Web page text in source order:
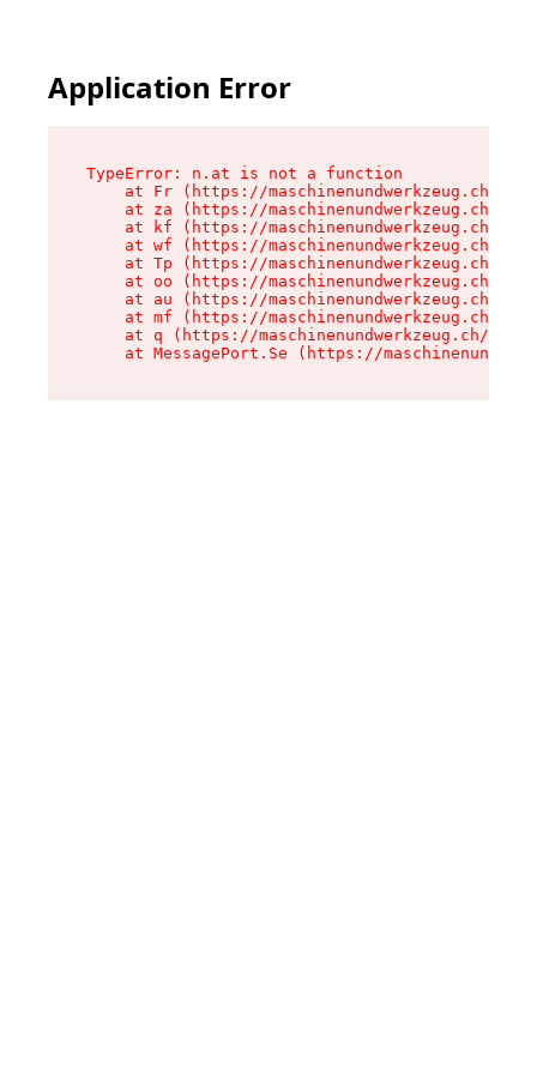
Application Error
TypeError: n.at is not a function
at Fr (https://maschinenundwerkzeug.ch/
at za (https://maschinenundwerkzeug.ch/
at kf (https://maschinenundwerkzeug.ch/
at wf (https://maschinenundwerkzeug.ch/
at Tp (https://maschinenundwerkzeug.ch/
at oo (https://maschinenundwerkzeug.ch/
at au (https://maschinenundwerkzeug.ch/
at mf (https://maschinenundwerkzeug.ch/
at q (https://maschinenundwerkzeug.ch/
at MessagePort.Se (https://